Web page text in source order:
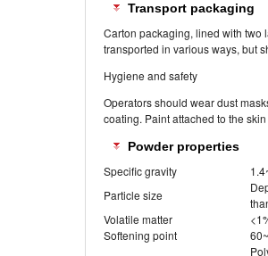
Transport packaging
Carton packaging, lined with two
transported in various ways, but
Hygiene and safety
Operators should wear dust
coating. Paint attached to the
Powder properties
Specific gravity
Particle size
Volatile matter
Softening point